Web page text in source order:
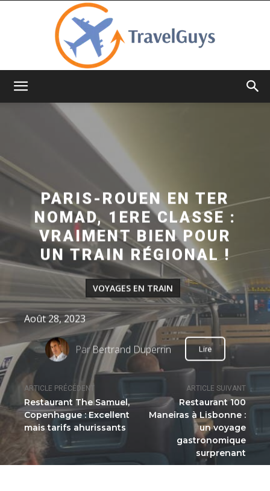
ARTICLE PRÉCÉDENT
Restaurant The Samuel,
Copenhague : Excellent
mais tarifs ahurissants
ARTICLE SUIVANT
Restaurant 100
Maneiras à Lisbonne :
un voyage
gastronomique
surprenant
PARIS-ROUEN EN TER
NOMAD, 1ERE CLASSE :
VRAIMENT BIEN POUR
UN TRAIN RÉGIONAL !
VOYAGES EN TRAIN
Août 28, 2023
ParBertrand Duperrin Lire